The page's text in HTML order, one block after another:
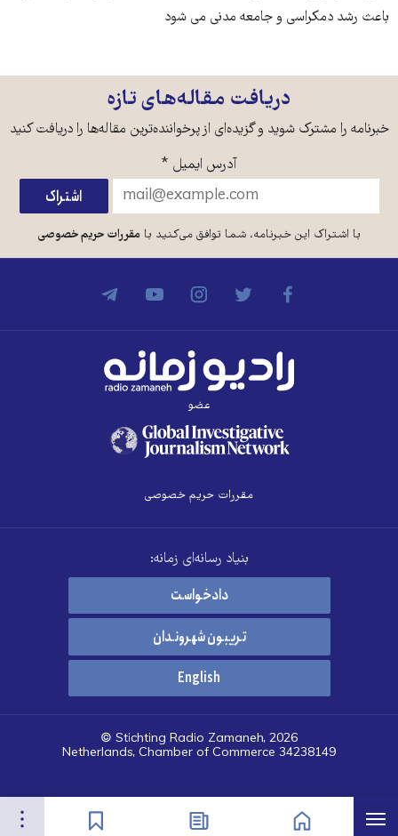
فهرست نشان‌گذاشته‌ها
باعث رشد دمکراسی و جامعه مدنی می شود
دریافت مقاله‌های تازه
خبرنامه را مشترک شوید و گزیده‌ای از پرخواننده‌ترین مقاله‌ها را دریافت کنید
آدرس ایمیل *
با اشتراک این خبرنامه، شما توافق می‌کنید بامقررات حریم خصوصی
عضو
مقررات حریم خصوصی
بنیاد رسانه‌ای زمانه:
دادخواست
تریبون شهروندان
English
© Stichting Radio Zamaneh, 2026
Netherlands, Chamber of Commerce 34238149